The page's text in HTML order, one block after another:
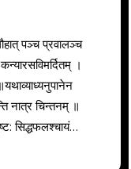
।
नात्र चिन्तनम् ॥
सिद्धफलश्चायं…